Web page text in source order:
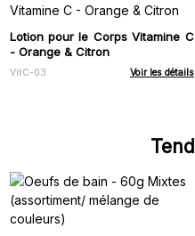
Lotion pour le Corps Vitamine C
- Orange & Citron
VitC-03 Voir les détails